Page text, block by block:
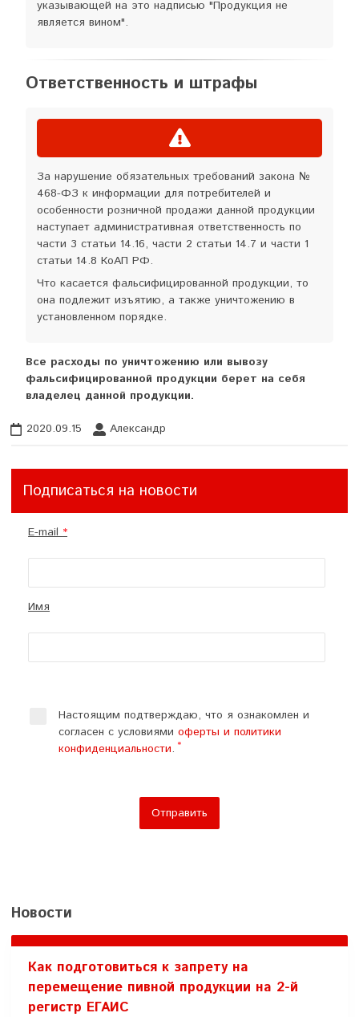
указывающей на это надписью "Продукция не
является вином".
Ответственность и штрафы
За нарушение обязательных требований закона №
468-ФЗ к информации для потребителей и
особенности розничной продажи данной продукции
наступает административная ответственность по
части 3 статьи 14.16, части 2 статьи 14.7 и части 1
статьи 14.8 КоАП РФ.
Что касается фальсифицированной продукции, то
она подлежит изъятию, а также уничтожению в
установленном порядке.
Все расходы по уничтожению или вывозу
фальсифицированной продукции берет на себя
владелец данной продукции.
2020.09.15 Александр
Подписаться на новости
E-mail
Имя
Настоящим подтверждаю, что я ознакомлен и
согласен с условиямиоферты и политики
конфиденциальности.
Отправить
Новости
Как подготовиться к запрету на
перемещение пивной продукции на 2-й
регистр ЕГАИС